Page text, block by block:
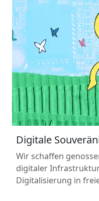
Digitale
Wir schaffen
digitaler
Digitalisierung in